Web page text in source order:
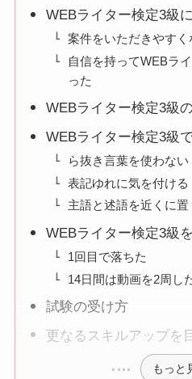
WEBライター検定3級
案件をいただきやすく
自信を持ってWEBラ
った
WEBライター検定3級
WEBライター検定3級
ら抜き言葉を使わない
表記ゆれに気を付ける
主語と述語を近くに置
WEBライター検定3級
1回目で落ちた
14日間は動画を2周し
試験の受け方
更なるスキルアップを
もっと